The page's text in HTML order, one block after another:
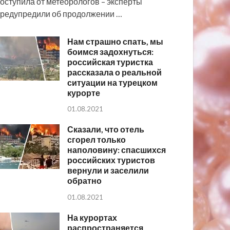
об продолжении …
Нам страшно спать, мы
боимся задохнуться:
российская туристка
рассказала о реальной
ситуации на турецком
курорте
01.08.2021
Сказали, что отель
сгорел только
наполовину: спасшихся
российских туристов
вернули и заселили
обратно
01.08.2021
На курортах
распространяется